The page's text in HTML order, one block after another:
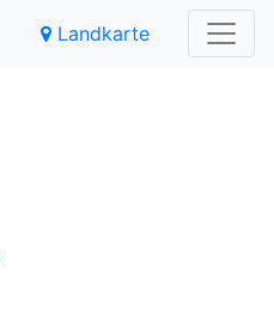
Landkarte